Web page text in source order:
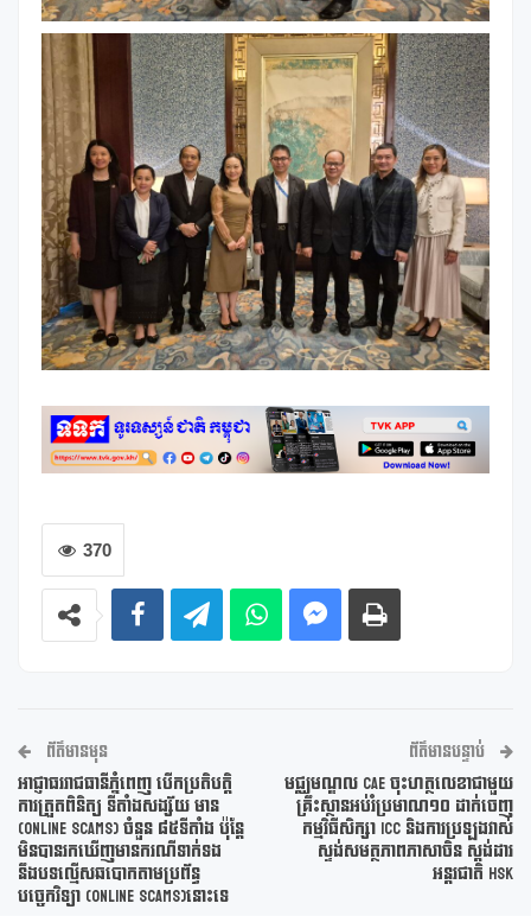
370
ព័ត៌មានមុន
អាជ្ញាធររាជធានីភ្នំពេញ បេីកប្រតិបត្តិ
ការត្រួតពិនិត្យ ទីតាំងសង្ស័យ មាន
(ONLINE SCAMS) ចំនួន ៨៥ទីតាំង ប៉ុន្តែ
មិនបានរកឃើញមានករណីទាក់ទង
នឹងបទល្មើសឆបោកតាមប្រព័ន្ធ
បច្ចេកវិទ្យា (ONLINE SCAMS)នោះទេ
ព័ត៌មានបន្ទាប់
មជ្ឈមណ្ឌល CAE ចុះហត្ថលេខាជាមួយ
គ្រឹះស្ថានអប់រំប្រមាណ១០ ដាក់ចេញ
កម្មវិធីសិក្សា ICC និងការប្រឡងវាស់
ស្ទង់សមត្ថភាពភាសាចិន ស្តង់ដារ
អន្តរជាតិ HSK